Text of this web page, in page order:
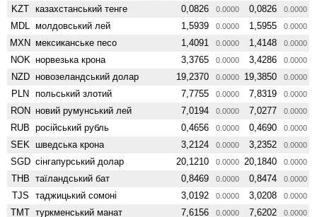
KZT казахстанський тенге 0,0826 0.0000 0,0826 0.0000
MDL молдовський лей 1,5939 0.0000 1,5955 0.0000
MXN мексиканське песо 1,4091 0.0000 1,4148 0.0000
NOK норвезька крона 3,3765 0.0000 3,4286 0.0000
NZD ново­зеландський долар 19,2370 0.0000 19,3850 0.0000
PLN польський злотий 7,7755 0.0000 7,8319 0.0000
RON новий румунський лей 7,0194 0.0000 7,0277 0.0000
RUB російський рубль 0,4656 0.0000 0,4690 0.0000
SEK шведська крона 3,2124 0.0000 3,2352 0.0000
SGD сінгапурський долар 20,1210 0.0000 20,1840 0.0000
THB таїландський бат 0,8469 0.0000 0,8474 0.0000
TJS таджицький сомоні 3,0192 0.0000 3,0208 0.0000
TMT туркменський манат 7,6156 0.0000 7,6202 0.0000